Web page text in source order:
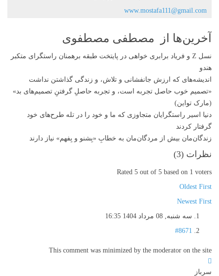
www.mostafa111@gmail.com
آخرین‌ها از مصطفی مصطفوی
نسل Z و فریاد برابری خواهی در پایتخت طبقه برهمنان راستگرای متکبر
هندو
اندیشه‌های که ارزش جانفشانی و تلاش، و زندگی گذاشتن نداشت
«تصمیم‌ خوب حاصل تجربه‌ است، و تجربه حاصلِ گرفتنِ تصمیم‌های بد»
(مارک تواین)
دنیا اسیر راستگرایان متجاوزی‌ که ما و خود را در تله طرح‌های خود
گرفتار کردند
زندگان‌مان بیش از مردگان‌مان به خطابِ «بِشنو و بِفهم» نیاز دارند
نظرات (3
)
Rated 5 out of 5 based on 1 voters
Oldest First
Newest First
سه شنبه, 08 مرداد 1404 16:35
#8671
This comment was minimized by the moderator on the site
سرباز